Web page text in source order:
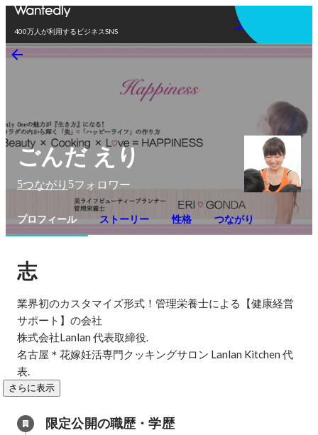
400万人が利用するビジネスSNS
アプリを使う
ごんだ えり
5つながり 5フォロワー
プロフィール ストーリー 性格 つながり
志
業界初のカスタマイズ形式！管理栄養士による【健康経営
サポート】の会社
株式会社Lanlan 代表取締役.
名古屋＊花嫁妊活専門クッキングサロン Lanlan Kitchen 代
表.
さらに表示
限定公開の職歴・学歴